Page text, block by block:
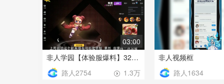
03:00
非人学园【体验服爆料】32期：新灵能英雄-旱魃 来袭！主界面全面更新！-1[10
1.3万
路人2754
非人视频框
路人1634